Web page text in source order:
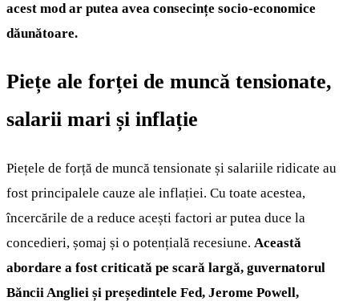
acest mod ar putea avea consecințe socio-economice
dăunătoare.
Piețe ale forței de muncă tensionate,
salarii mari și inflație
Piețele de forță de muncă tensionate și salariile ridicate au
fost principalele cauze ale inflației. Cu toate acestea,
încercările de a reduce acești factori ar putea duce la
concedieri, șomaj și o potențială recesiune. Această
abordare a fost criticată pe scară largă, guvernatorul
Băncii Angliei și președintele Fed, Jerome Powell,